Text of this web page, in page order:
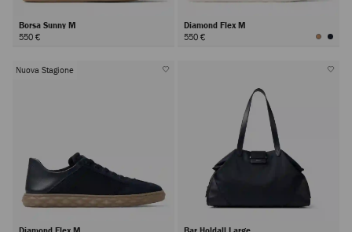
Borsa Sunny M
550 €
Diamond Flex M
550 €
Nuova Stagione